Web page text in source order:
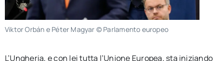
Viktor Orbán e Péter Magyar © Parlamento europeo
L’Ungheria, e con lei tutta l’Unione Europea, sta iniziando